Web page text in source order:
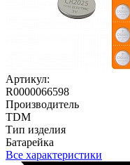
Артикул:
R0000066598
Производитель
TDM
Тип изделия
Батарейка
Все характеристики